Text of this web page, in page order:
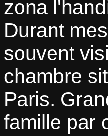
zona
Durant
souvent
chambre
Paris.
famille par